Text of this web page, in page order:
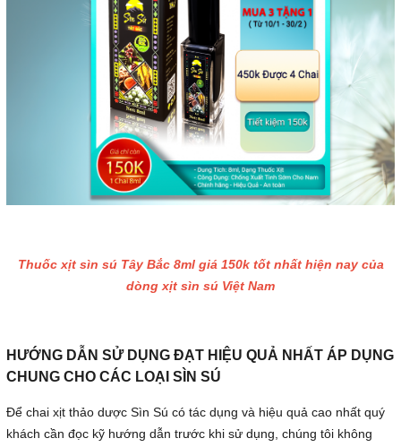
Thuốc xịt sìn sú Tây Bắc 8ml giá 150k tốt nhất hiện nay của
dòng xịt sìn sú Việt Nam
HƯỚNG DẪN SỬ DỤNG ĐẠT HIỆU QUẢ NHẤT ÁP DỤNG
CHUNG CHO CÁC LOẠI SÌN SÚ
Để chai xịt thảo dược Sìn Sú có tác dụng và hiệu quả cao nhất quý
khách cần đọc kỹ hướng dẫn trước khi sử dụng, chúng tôi không